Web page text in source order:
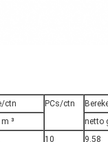
ctn PCs/ctn
m ³ netto
10
9.58